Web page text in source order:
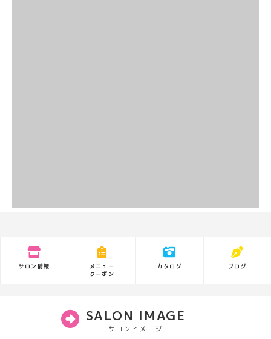
サロン情報
メニュー
クーポン
カタログ ブログ
SALON IMAGE
サロンイメージ